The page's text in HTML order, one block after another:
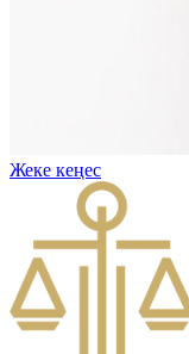
Жеке кеңес